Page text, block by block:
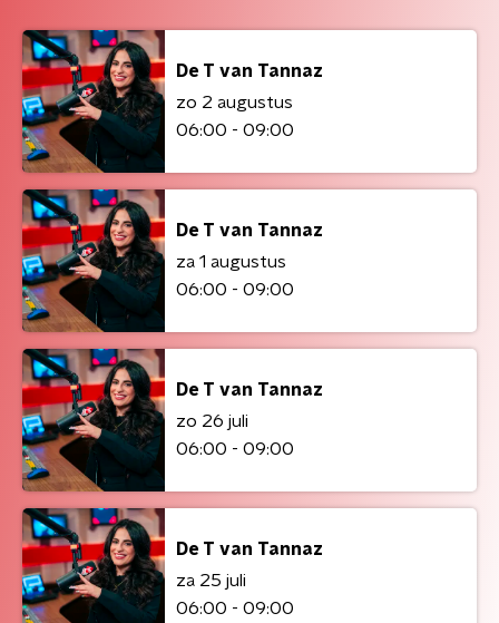
De T van Tannaz
zo 2 augustus
06:00 - 09:00
De T van Tannaz
za 1 augustus
06:00 - 09:00
De T van Tannaz
zo 26 juli
06:00 - 09:00
De T van Tannaz
za 25 juli
06:00 - 09:00